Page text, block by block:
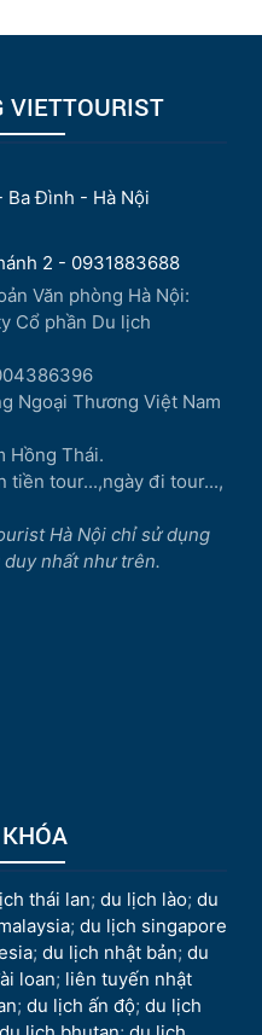
VIETTOURIST
Ba Đình - Hà Nội
2 - 0931883688
Văn phòng Hà Nội:
Cổ phần Du lịch
Ngoại Thương Việt Nam
Hồng Thái.
tiền tour...,ngày đi tour...,
Hà Nội chỉ sử dụng
duy nhất như trên.
thái lan; du lịch lào; du
; du lịch singapore
; du lịch nhật bản; du
loan; liên tuyến nhật
; du lịch ấn độ; du lịch